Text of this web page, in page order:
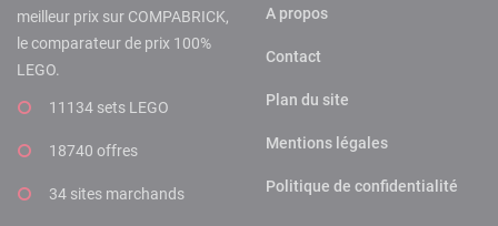
meilleur prix sur COMPABRICK,
le comparateur de prix 100%
LEGO.
11134 sets LEGO
18740 offres
34 sites marchands
A propos
Contact
Plan du site
Mentions légales
Politique de confidentialité